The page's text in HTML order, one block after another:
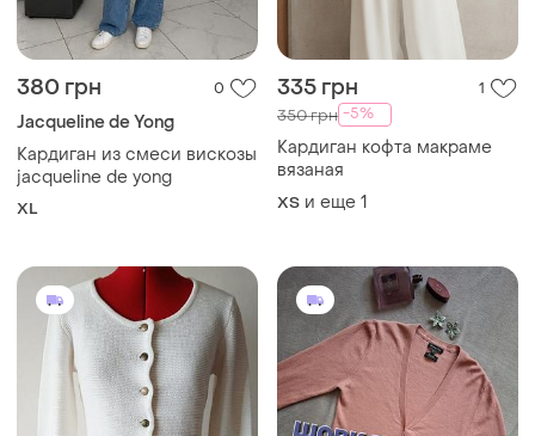
380 грн 0
Jacqueline de Yong
Кардиган из смеси вискозы
jacqueline de yong
XL
335 грн 1
350 грн -5%
Кардиган кофта макраме
вязаная
ХS и еще 1